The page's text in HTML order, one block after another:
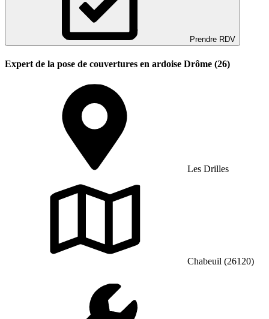
Prendre RDV
Expert de la pose de couvertures en ardoise Drôme (26)
Les Drilles
Chabeuil (26120)